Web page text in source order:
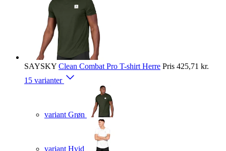
SAYSKY Clean Combat Pro T-shirt Herre Pris 425,71 kr.
15 varianter
variant Grøn
variant Hvid